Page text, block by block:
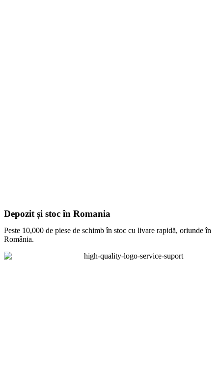
Depozit și stoc în Romania
Peste 10,000 de piese de schimb în stoc cu livare rapidă, oriunde în
România.